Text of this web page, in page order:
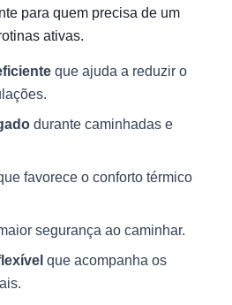
para quem precisa de um
ativas.
que ajuda a reduzir o
durante caminhadas e
favorece o conforto térmico
segurança ao caminhar.
que acompanha os